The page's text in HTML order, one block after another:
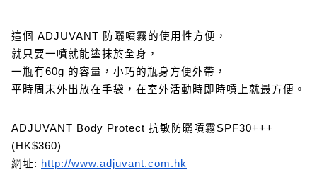
這個 ADJUVANT 防曬噴霧的使用性方便，
就只要一噴就能塗抹於全身，
一瓶有60g 的容量，小巧的瓶身方便外帶，
平時周末外出放在手袋，在室外活動時即時噴上就最方便。
ADJUVANT Body Protect 抗敏防曬噴霧SPF30+++
(HK$360)
網址: http://www.adjuvant.com.hk